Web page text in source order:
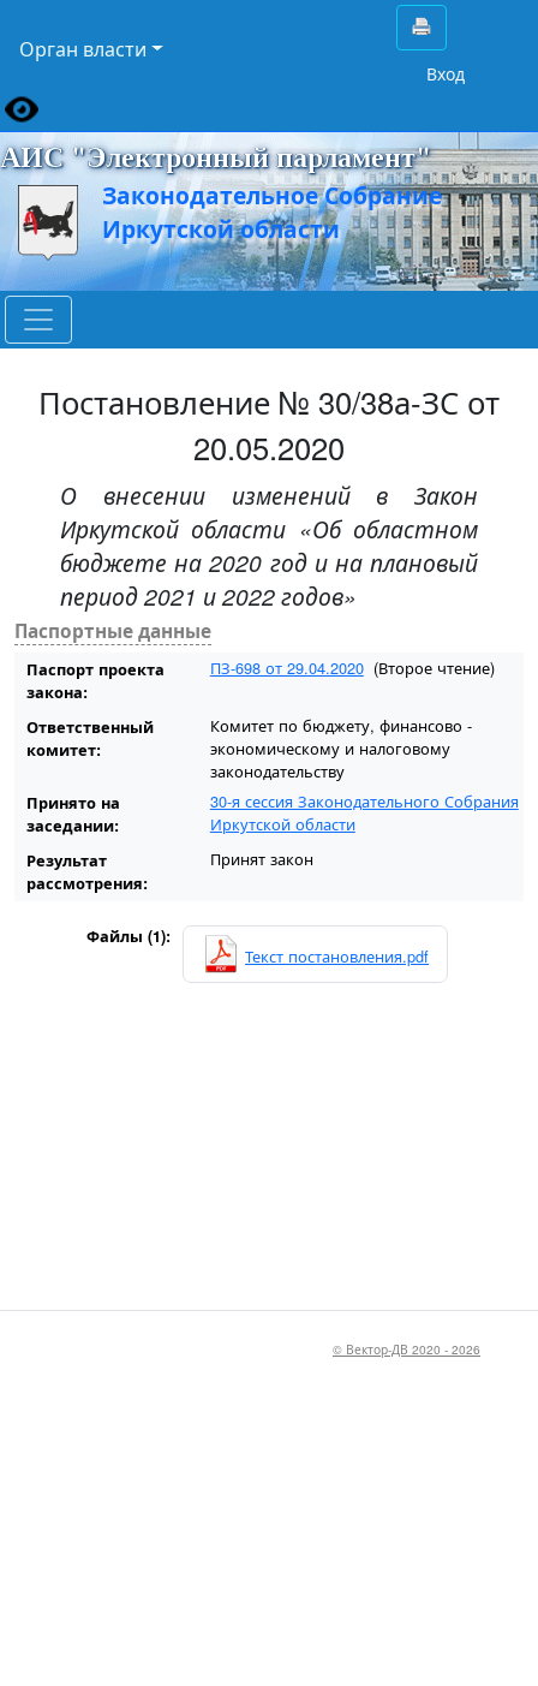
Орган власти
Вход
АИС "Электронный парламент"
Законодательное Собрание
Иркутской области
Постановление № 30/38а-ЗС от
20.05.2020
О внесении изменений в Закон
Иркутской области «Об областном
бюджете на 2020 год и на плановый
период 2021 и 2022 годов»
Паспортные данные
Паспорт проекта
закона:
ПЗ-698 от 29.04.2020 (Второе чтение)
Ответственный
комитет:
Комитет по бюджету, финансово -
экономическому и налоговому
законодательству
Принято на
заседании:
30-я сессия Законодательного Собрания
Иркутской области
Результат
рассмотрения:
Принят закон
Файлы (1):
Текст постановления.pdf
© Вектор-ДВ 2020 - 2026